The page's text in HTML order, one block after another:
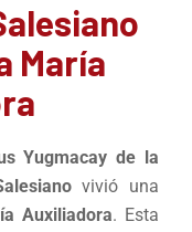
María
Yugmacay de la
vivió una
Auxiliadora. Esta